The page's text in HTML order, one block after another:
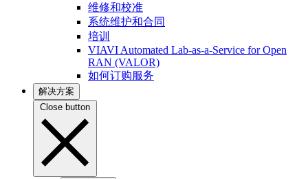
维修和校准
系统维护和合同
培训
VIAVI Automated Lab-as-a-Service for Open
RAN (VALOR)
如何订购服务
解决方案
Close button